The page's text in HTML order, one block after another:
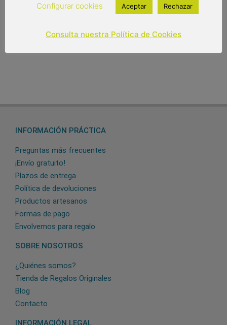
€
Out of stock
INFORMACIÓN PRÁCTICA
Preguntas más frecuentes
¡Envío gratuito!
Plazos de entrega
Política de devoluciones
Productos artesanos
Formas de pago
Envolvemos para regalo
SOBRE NOSOTROS
¿Quiénes somos?
Tienda de Regalos Originales
Blog
Contacto
INFORMACIÓN LEGAL
Configurar cookies Aceptar Rechazar
Consulta nuestra Política de Cookies